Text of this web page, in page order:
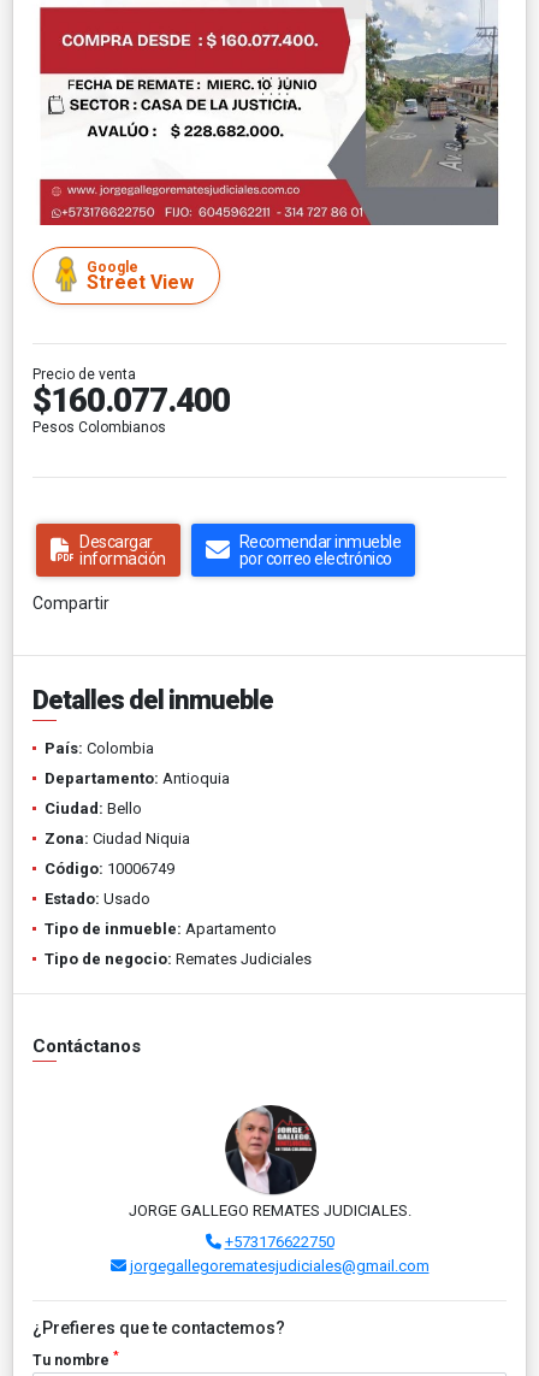
Google
Street View
Precio de venta
$160.077.400
Pesos Colombianos
Descargar
información
Recomendar inmueble
por correo electrónico
Compartir
Detalles del inmueble
País: Colombia
Departamento: Antioquia
Ciudad: Bello
Zona: Ciudad Niquia
Código: 10006749
Estado: Usado
Tipo de inmueble: Apartamento
Tipo de negocio: Remates Judiciales
Contáctanos
JORGE GALLEGO REMATES JUDICIALES.
+573176622750
jorgegallegorematesjudiciales@gmail.com
¿Prefieres que te contactemos?
Tu nombre *